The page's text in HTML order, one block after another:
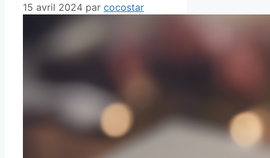
15 avril 2024 par cocostar